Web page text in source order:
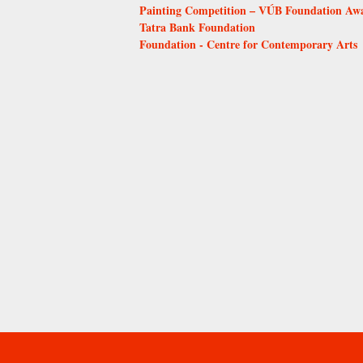
Painting Competition – VÚB Foundation
Tatra Bank Foundation
Foundation - Centre for Contemporary Arts